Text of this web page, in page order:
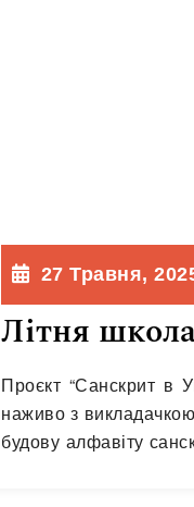
27 Травня,
Літня
Проєкт “Санскрит в
наживо з
будову алфавіту